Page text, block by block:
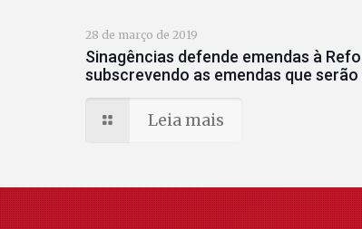
28 de março de 2019
Sinagências defende emendas à
subscrevendo as emendas que
Leia mais